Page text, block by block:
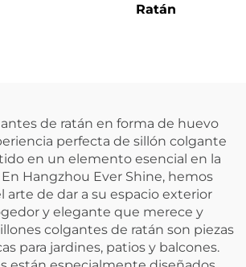
Ratán
de ratán en forma de huevo
perfecta de sillón colgante
en un elemento esencial en la
Hangzhou Ever Shine, hemos
arte de dar a su espacio exterior
y elegante que merece y
colgantes de ratán son piezas
para jardines, patios y balcones.